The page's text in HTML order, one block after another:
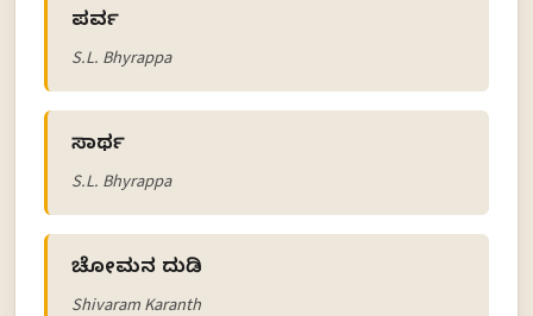
ಪರ್ವ
S.L. Bhyrappa
ಸಾರ್ಥ
S.L. Bhyrappa
ಚೋಮನ ದುಡಿ
Shivaram Karanth